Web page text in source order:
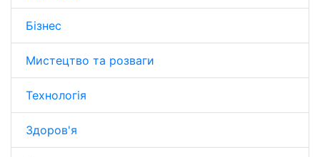
Бізнес
Мистецтво та розваги
Технологія
Здоров'я